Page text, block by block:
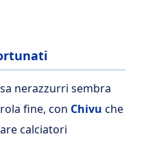
nerazzurri sembra
fine, con Chivu che
calciatori